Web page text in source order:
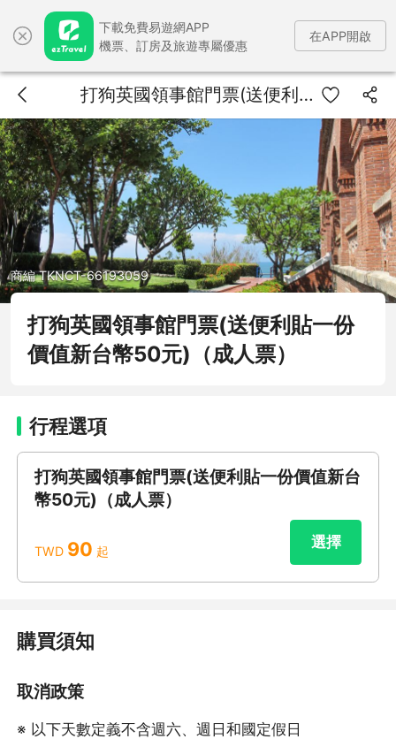
下載免費易遊網APP
機票、訂房及旅遊專屬優惠
在APP開啟
打狗英國領事館門票(送便利貼一份價值新台幣50元)（成人票）
商編 TKNCT-66193059
打狗英國領事館門票(送便利貼一份
價值新台幣50元)（成人票）
行程選項
打狗英國領事館門票(送便利貼一份價值新台
幣50元)（成人票）
TWD 90 起
選擇
購買須知
取消政策
※ 以下天數定義不含週六、週日和國定假日